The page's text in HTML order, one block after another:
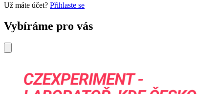
Už máte účet? Přihlaste se
Vybíráme pro vás